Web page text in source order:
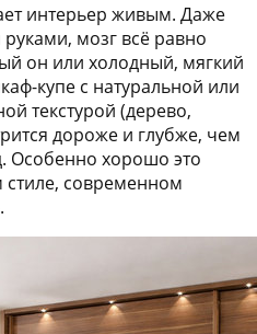
интерьер живым. Даже
мозг всё равно
он или холодный, мягкий
купе с натуральной или
текстурой (дерево,
дороже и глубже, чем
Особенно хорошо это
стиле, современном